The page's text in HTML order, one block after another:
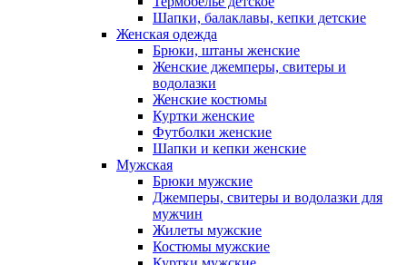
Шапки, балаклавы, кепки детские
Женская одежда
Брюки, штаны женские
Женские джемперы, свитеры и
водолазки
Женские костюмы
Куртки женские
Футболки женские
Шапки и кепки женские
Мужская
Брюки мужские
Джемперы, свитеры и водолазки для
мужчин
Жилеты мужские
Костюмы мужские